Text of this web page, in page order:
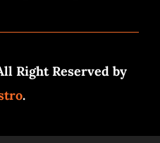
Right Reserved by
.